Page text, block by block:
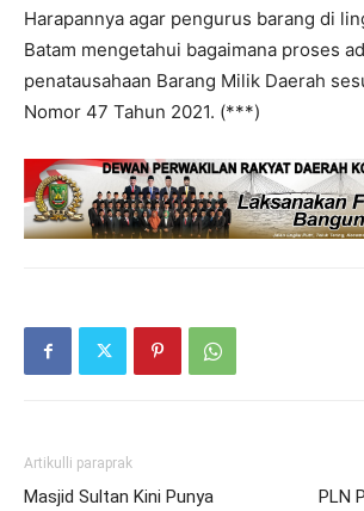
Harapannya agar pengurus barang di
Batam mengetahui bagaimana proses
penatausahaan Barang Milik Daerah
Nomor 47 Tahun 2021. (***)
Artikulli paraprak
Masjid Sultan Kini Punya PLN